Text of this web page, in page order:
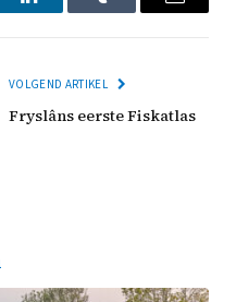
LinkedInTumblr Email
VOLGEND ARTIKEL
Fryslâns eerste Fiskatlas